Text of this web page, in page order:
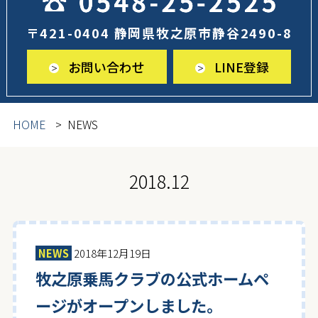
〒421-0404 静岡県牧之原市静谷2490-8
お問い合わせ
LINE登録
HOME NEWS
2018.12
NEWS 2018年12月19日
牧之原乗馬クラブの公式ホームペ
ージがオープンしました。